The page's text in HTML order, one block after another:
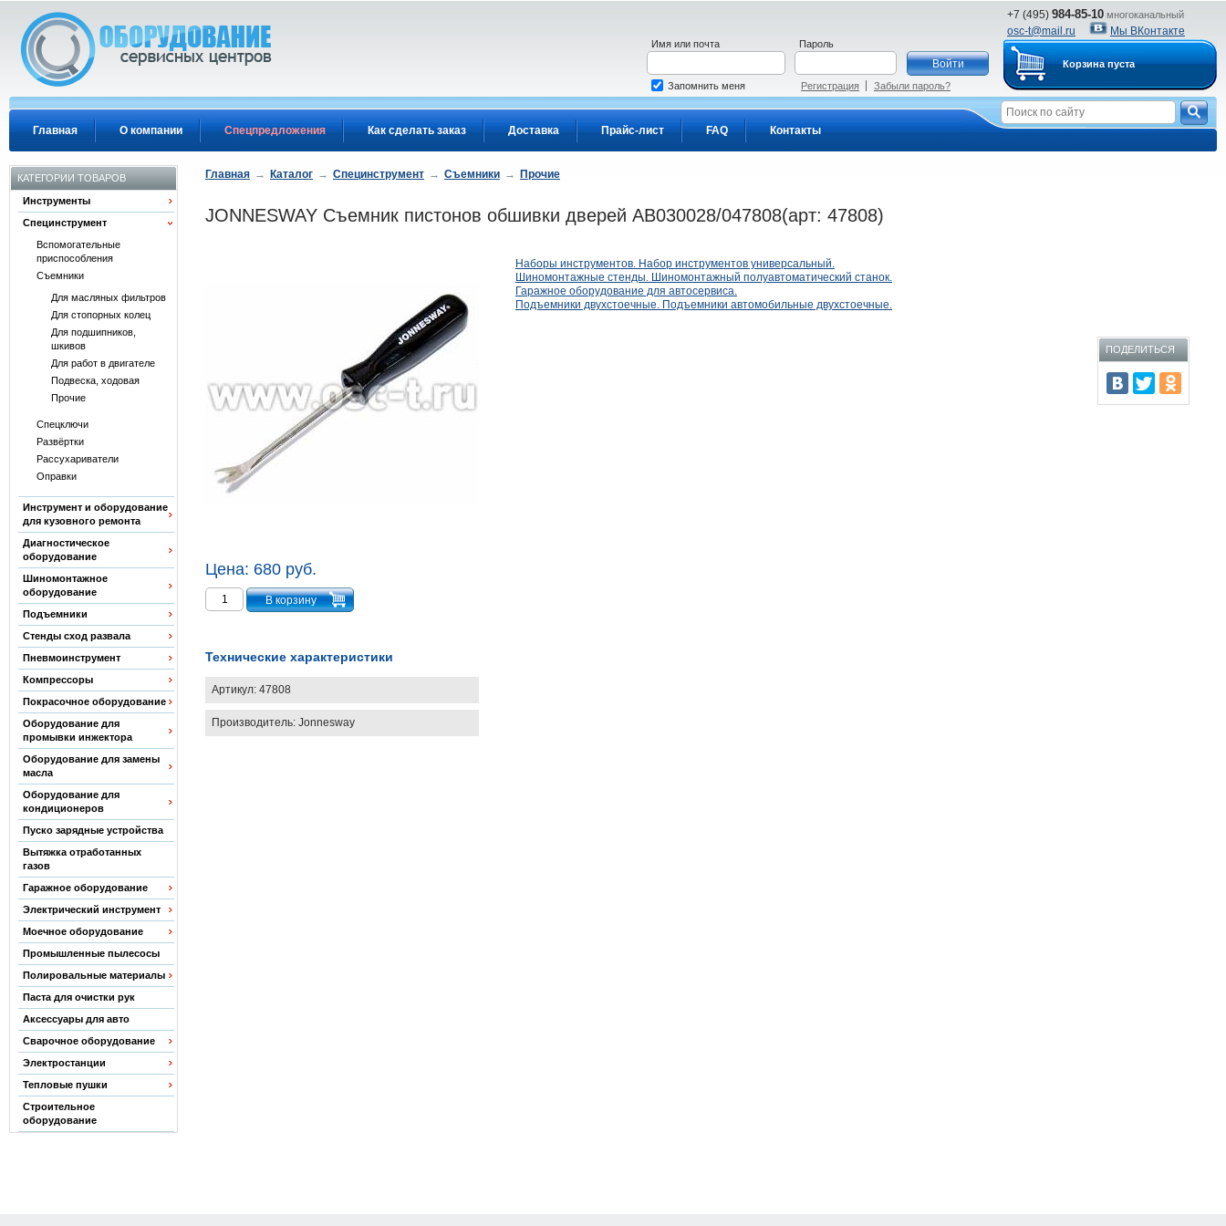
+7 (495) 984-85-10 многоканальный
osc-t@mail.ru Мы ВКонтакте
Главная О компании Спецпредложения Как сделать заказ Доставка Прайс-лист FAQ Контакты
Имя или почта Пароль
Запомнить меня Регистрация Забыли пароль?
Корзина пуста
КАТЕГОРИИ ТОВАРОВ
Инструменты
Специнструмент
Вспомогательные
приспособления
Съемники
Для масляных фильтров
Для стопорных колец
Для подшипников,
шкивов
Для работ в двигателе
Подвеска, ходовая
Прочие
Спецключи
Развёртки
Рассухариватели
Оправки
Инструмент и оборудование
для кузовного ремонта
Диагностическое
оборудование
Шиномонтажное
оборудование
Подъемники
Стенды сход развала
Пневмоинструмент
Компрессоры
Покрасочное оборудование
Оборудование для
промывки инжектора
Оборудование для замены
масла
Оборудование для
кондиционеров
Пуско зарядные устройства
Вытяжка отработанных
газов
Гаражное оборудование
Электрический инструмент
Моечное оборудование
Промышленные пылесосы
Полировальные материалы
Паста для очистки рук
Аксессуары для авто
Сварочное оборудование
Электростанции
Тепловые пушки
Строительное
оборудование
Главная → Каталог → Специнструмент → Съемники → Прочие
JONNESWAY Съемник пистонов обшивки дверей AB030028/047808(арт: 47808)
Цена: 680 руб.
Технические характеристики
Артикул: 47808
Производитель: Jonnesway
Наборы инструментов. Набор инструментов универсальный.
Шиномонтажные стенды. Шиномонтажный полуавтоматический станок.
Гаражное оборудование для автосервиса.
Подъемники двухстоечные. Подъемники автомобильные двухстоечные.
ПОДЕЛИТЬСЯ